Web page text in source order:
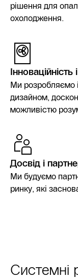
рішення для
охолодження.
Інноваційність
Ми розробляємо
дизайном,
можливістю
Досвід і
Ми будуємо
ринку, які
Системні